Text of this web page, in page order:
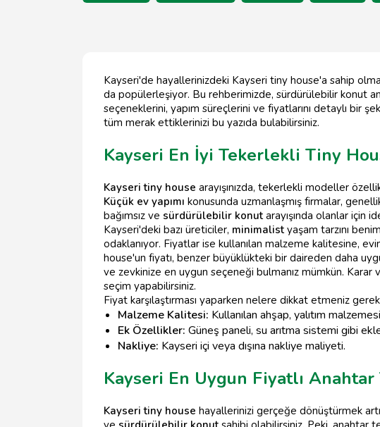
Kayseri'de hayallerinizdeki Kayseri tiny house'a sahip
da popülerleşiyor. Bu rehberimizde, sürdürülebilir konut
seçeneklerini, yapım süreçlerini ve fiyatlarını detaylı bir
tüm merak ettiklerinizi bu yazıda bulabilirsiniz.
Kayseri En İyi Tekerlekli Tiny
Kayseri tiny house arayışınızda, tekerlekli modeller
Küçük ev yapımı konusunda uzmanlaşmış firmalar,
bağımsız ve sürdürülebilir konut arayışında olanlar için
Kayseri'deki bazı üreticiler, minimalist yaşam tarzını
odaklanıyor. Fiyatlar ise kullanılan malzeme kalitesine,
house'un fiyatı, benzer büyüklükteki bir daireden daha
ve zevkinize en uygun seçeneği bulmanız mümkün.
seçim yapabilirsiniz.
Fiyat karşılaştırması yaparken nelere dikkat etmeniz
Malzeme Kalitesi: Kullanılan ahşap, yalıtım
Ek Özellikler: Güneş paneli, su arıtma sistemi gibi
Nakliye: Kayseri içi veya dışına nakliye maliyeti.
Kayseri En Uygun Fiyatlı Anahtar
Kayseri tiny house hayallerinizi gerçeğe dönüştürmek